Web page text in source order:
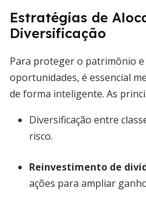
Estratégias de
Diversificação
Para proteger o patrimônio
oportunidades, é essencial
de forma inteligente. As
Diversificação entre
risco.
Reinvestimento de
ações para ampliar